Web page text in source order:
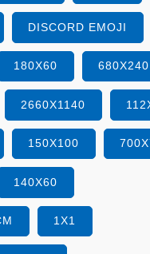
DISCORD EMOJI
180X60 680X240
2660X1140
150X100
140X60
1X1